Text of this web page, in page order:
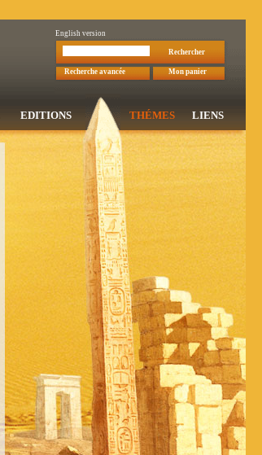
English version
Rechercher
Recherche avancée Mon panier
EDITIONS THÉMES LIENS